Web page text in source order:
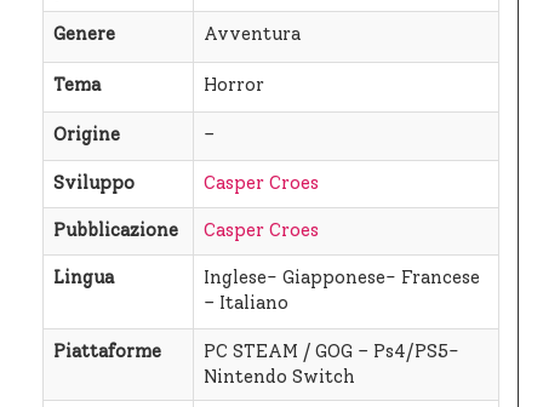
Genere Avventura
Tema Horror
Origine –
Sviluppo Casper Croes
Pubblicazione Casper Croes
Lingua
Inglese- Giapponese- Francese
– Italiano
Piattaforme
PC STEAM / GOG – Ps4/PS5-
Nintendo Switch